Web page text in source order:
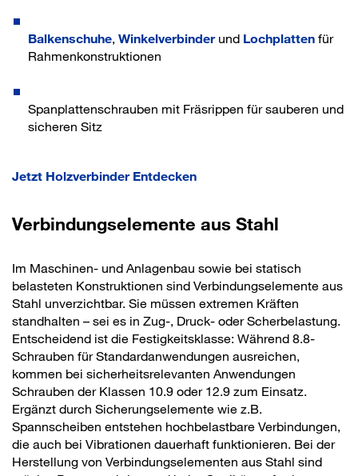
Balkenschuhe, Winkelverbinderund Lochplatten für
Rahmenkonstruktionen
Spanplattenschrauben mit Fräsrippen für sauberen und
sicheren Sitz
Jetzt Holzverbinder Entdecken
Verbindungselemente aus Stahl
Im Maschinen- und Anlagenbau sowie bei statisch
belasteten Konstruktionen sind Verbindungselemente aus
Stahl unverzichtbar. Sie müssen extremen Kräften
standhalten – sei es in Zug-, Druck- oder Scherbelastung.
Entscheidend ist die Festigkeitsklasse: Während 8.8-
Schrauben für Standardanwendungen ausreichen,
kommen bei sicherheitsrelevanten Anwendungen
Schrauben der Klassen 10.9 oder 12.9 zum Einsatz.
Ergänzt durch Sicherungselemente wie z.B.
Spannscheiben entstehen hochbelastbare Verbindungen,
die auch bei Vibrationen dauerhaft funktionieren. Bei der
Herstellung von Verbindungselementen aus Stahl sind